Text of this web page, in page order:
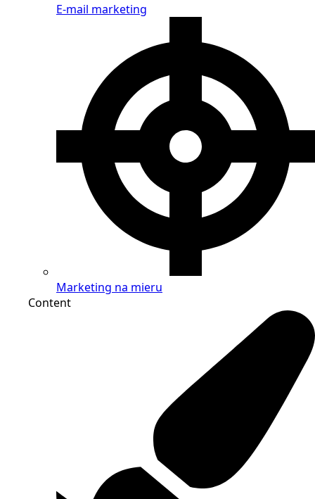
E-mail marketing
Marketing na mieru
Content